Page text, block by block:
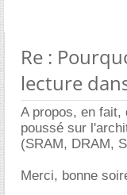
Re :
lecture
A propos, en fait,
poussé sur
(SRAM, DRAM,
Merci, bonne